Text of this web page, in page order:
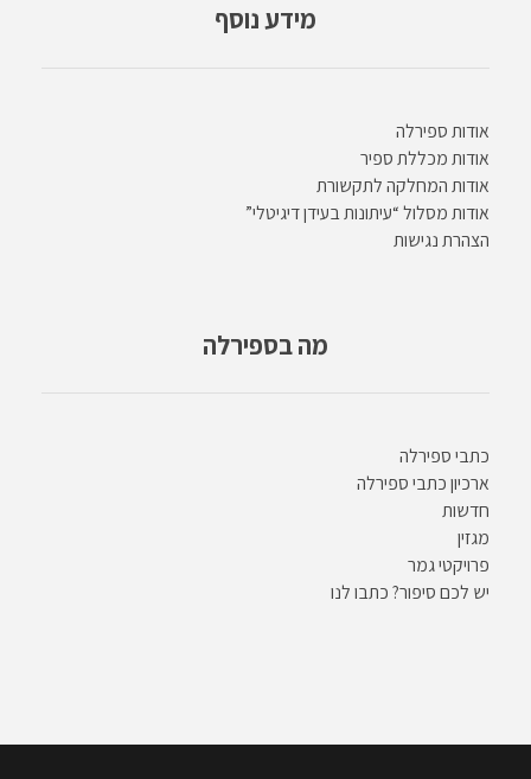
מידע נוסף
אודות ספירלה
אודות מכללת ספיר
אודות המחלקה לתקשורת
אודות מסלול “עיתונות בעידן דיגיטלי”
הצהרת נגישות
מה בספירלה
כתבי ספירלה
ארכיון כתבי ספירלה
חדשות
מגזין
פרויקטי גמר
יש לכם סיפור? כתבו לנו